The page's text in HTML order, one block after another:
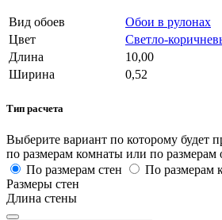
Вид обоев
Обои в рулонах
Цвет
Светло-
Длина
10,00
Ширина
0,52
Тип расчета
Выберите вариант по которому будет
по размерам комнаты или по размерам
По размерам стен
По размерам
Размеры стен
Длина стены